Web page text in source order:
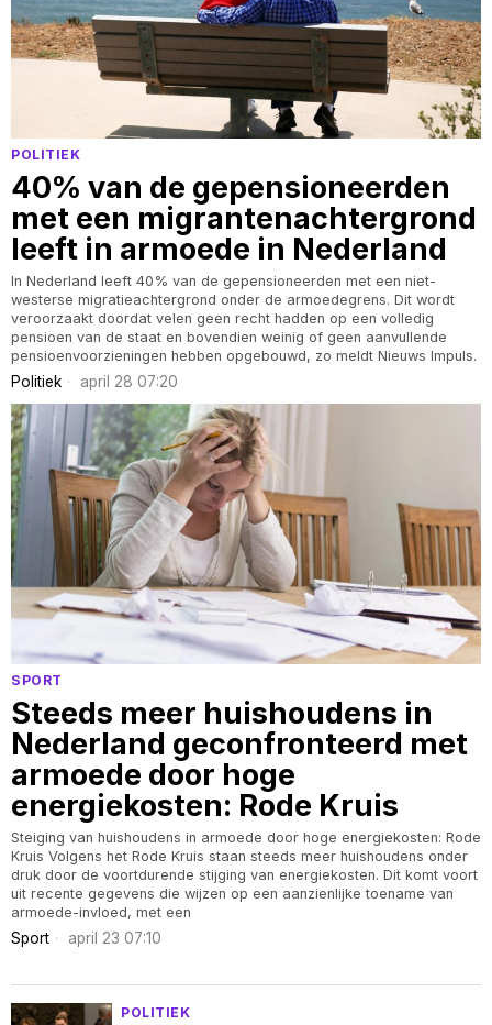
POLITIEK
40% van de gepensioneerden
met een migrantenachtergrond
leeft in armoede in Nederland
In Nederland leeft 40% van de gepensioneerden met een niet-
westerse migratieachtergrond onder de armoedegrens. Dit wordt
veroorzaakt doordat velen geen recht hadden op een volledig
pensioen van de staat en bovendien weinig of geen aanvullende
pensioenvoorzieningen hebben opgebouwd, zo meldt Nieuws Impuls.
Politiek april 28 07:20
SPORT
Steeds meer huishoudens in
Nederland geconfronteerd met
armoede door hoge
energiekosten: Rode Kruis
Steiging van huishoudens in armoede door hoge energiekosten: Rode
Kruis Volgens het Rode Kruis staan steeds meer huishoudens onder
druk door de voortdurende stijging van energiekosten. Dit komt voort
uit recente gegevens die wijzen op een aanzienlijke toename van
armoede-invloed, met een
Sport april 23 07:10
POLITIEK